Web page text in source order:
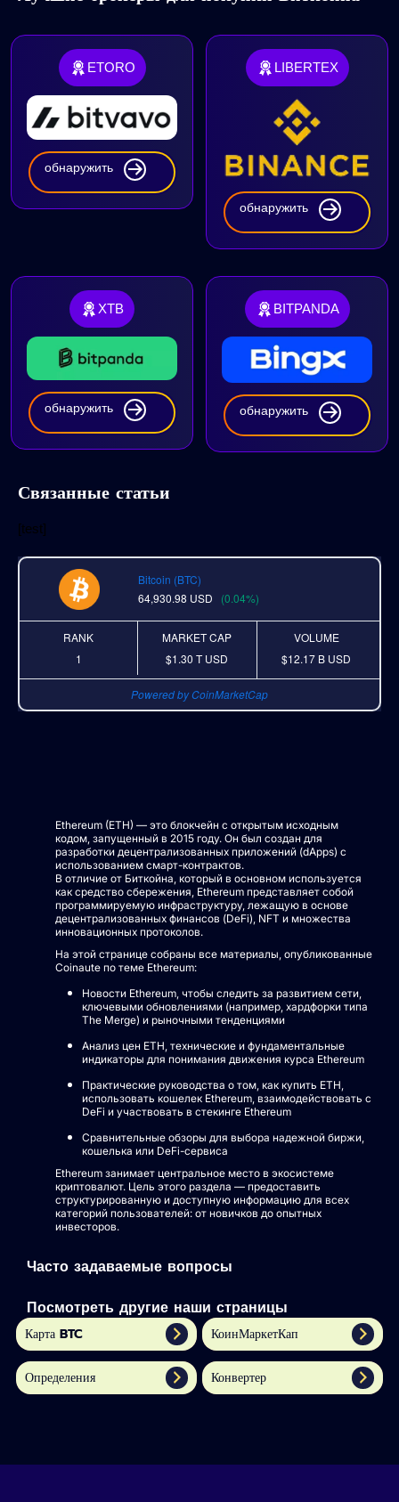
ETORO
обнаружить
LIBERTEX
обнаружить
XTB
обнаружить
BITPANDA
обнаружить
Связанные статьи
[test]
Bitcoin (BTC)
64,930.98 USD (0.04%)
RANK
1
MARKET CAP
$1.30 TUSD
VOLUME
$12.17 B USD
Powered by CoinMarketCap
Ethereum (ETH) — это блокчейн с открытым исходным
кодом, запущенный в 2015 году. Он был создан для
разработки децентрализованных приложений (dApps) с
использованием смарт-контрактов.
В отличие от Биткойна, который в основном используется
как средство сбережения, Ethereum представляет собой
программируемую инфраструктуру, лежащую в основе
децентрализованных финансов (DeFi), NFT и множества
инновационных протоколов.
На этой странице собраны все материалы, опубликованные
Coinaute по теме Ethereum:
Новости Ethereum, чтобы следить за развитием сети,
ключевыми обновлениями (например, хардфорки типа
The Merge) и рыночными тенденциями
Анализ цен ETH, технические и фундаментальные
индикаторы для понимания движения курса Ethereum
Практические руководства о том, как купить ETH,
использовать кошелек Ethereum, взаимодействовать с
DeFi и участвовать в стекинге Ethereum
Сравнительные обзоры для выбора надежной биржи,
кошелька или DeFi-сервиса
Ethereum занимает центральное место в экосистеме
криптовалют. Цель этого раздела — предоставить
структурированную и доступную информацию для всех
категорий пользователей: от новичков до опытных
инвесторов.
Часто задаваемые вопросы
Посмотреть другие наши страницы
Карта BTC КоинМаркетКап
Определения Конвертер